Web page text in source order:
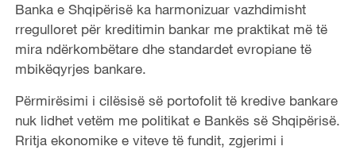
Banka e Shqipërisë ka harmonizuar vazhdimisht
rregulloret për kreditimin bankar me praktikat më të
mira ndërkombëtare dhe standardet evropiane të
mbikëqyrjes bankare.
Përmirësimi i cilësisë së portofolit të kredive bankare
nuk lidhet vetëm me politikat e Bankës së Shqipërisë.
Rritja ekonomike e viteve të fundit, zgjerimi i